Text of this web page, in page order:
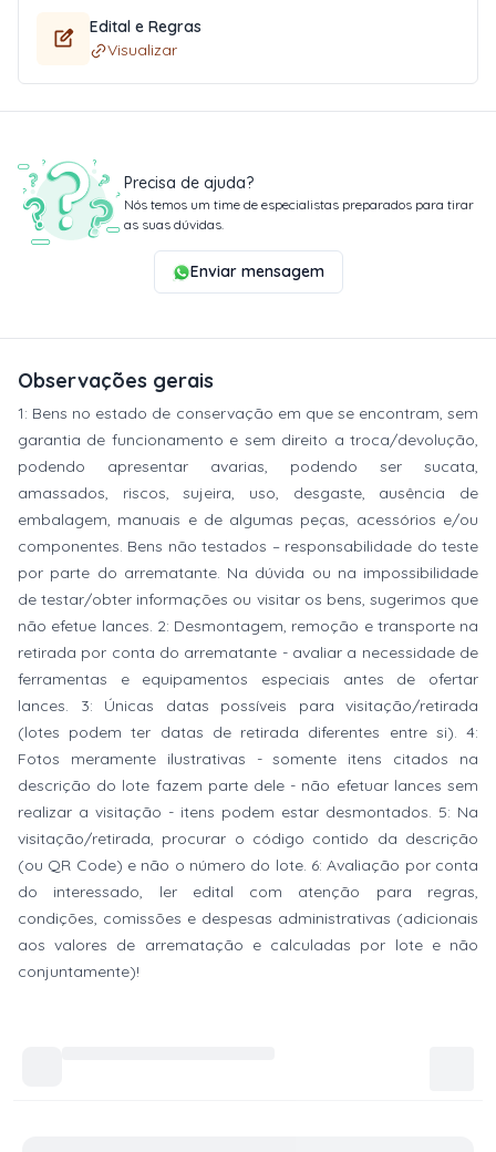
Edital e Regras
Visualizar
Precisa de ajuda?
Nós temos um time de especialistas preparados para tirar
as suas dúvidas.
Enviar mensagem
Observações gerais
1: Bens no estado de conservação em que se encontram, sem
garantia de funcionamento e sem direito a troca/devolução,
podendo apresentar avarias, podendo ser sucata,
amassados, riscos, sujeira, uso, desgaste, ausência de
embalagem, manuais e de algumas peças, acessórios e/ou
componentes. Bens não testados – responsabilidade do teste
por parte do arrematante. Na dúvida ou na impossibilidade
de testar/obter informações ou visitar os bens, sugerimos que
não efetue lances. 2: Desmontagem, remoção e transporte na
retirada por conta do arrematante - avaliar a necessidade de
ferramentas e equipamentos especiais antes de ofertar
lances. 3: Únicas datas possíveis para visitação/retirada
(lotes podem ter datas de retirada diferentes entre si). 4:
Fotos meramente ilustrativas - somente itens citados na
descrição do lote fazem parte dele - não efetuar lances sem
realizar a visitação - itens podem estar desmontados. 5: Na
visitação/retirada, procurar o código contido da descrição
(ou QR Code) e não o número do lote. 6: Avaliação por conta
do interessado, ler edital com atenção para regras,
condições, comissões e despesas administrativas (adicionais
aos valores de arrematação e calculadas por lote e não
conjuntamente)!